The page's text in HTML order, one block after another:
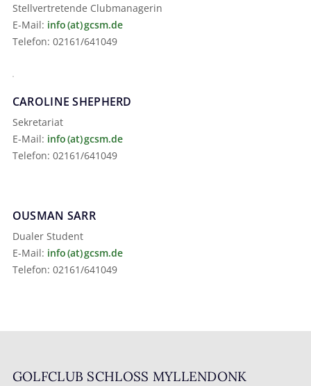
Stellvertretende Clubmanagerin
E-Mail: info (at) gcsm.de
Telefon: 02161/641049
CAROLINE SHEPHERD
Sekretariat
E-Mail: info (at) gcsm.de
Telefon: 02161/641049
OUSMAN SARR
Dualer Student
E-Mail: info (at) gcsm.de
Telefon: 02161/641049
GOLFCLUB SCHLOSS MYLLENDONK